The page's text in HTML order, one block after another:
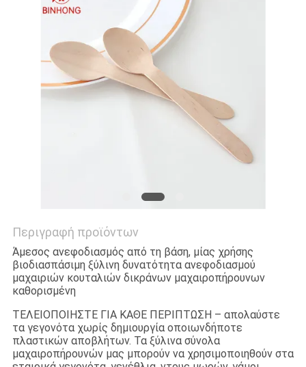
Περιγραφή προϊόντων
Άμεσος ανεφοδιασμός από τη βάση, μίας χρήσης
βιοδιασπάσιμη ξύλινη δυνατότητα ανεφοδιασμού
μαχαιριών κουταλιών δικράνων μαχαιροπήρουνων
καθορισμένη
ΤΕΛΕΙΟΠΟΙΗΣΤΕ ΓΙΑ ΚΑΘΕ ΠΕΡΙΠΤΩΣΗ – απολαύστε
τα γεγονότα χωρίς δημιουργία οποιωνδήποτε
πλαστικών αποβλήτων. Τα ξύλινα σύνολα
μαχαιροπήρουνών μας μπορούν να χρησιμοποιηθούν στα